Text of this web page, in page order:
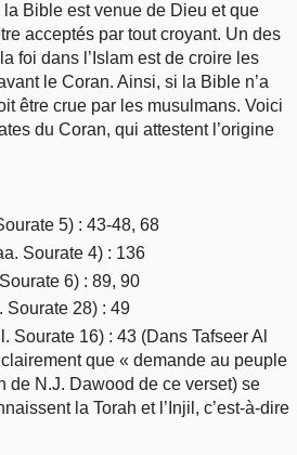
Bible est venue de Dieu et que
acceptés par tout croyant. Un des
foi dans l’Islam est de croire les
le Coran. Ainsi, si la Bible n’a
être crue par les musulmans. Voici
du Coran, qui attestent l’origine
5) : 43-48, 68
Sourate 4) : 136
6) : 89, 90
Sourate 28) : 49
Sourate 16) : 43 (Dans Tafseer Al
que « demande au peuple
de N.J. Dawood de ce verset) se
la Torah et l’Injil, c’est-à-dire